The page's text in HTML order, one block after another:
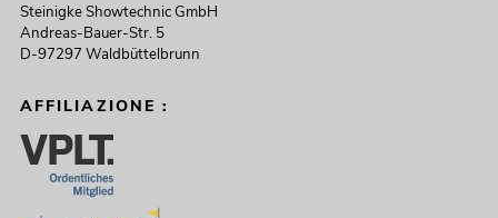
Steinigke Showtechnic GmbH
Andreas-Bauer-Str. 5
D-97297 Waldbüttelbrunn
AFFILIAZIONE :